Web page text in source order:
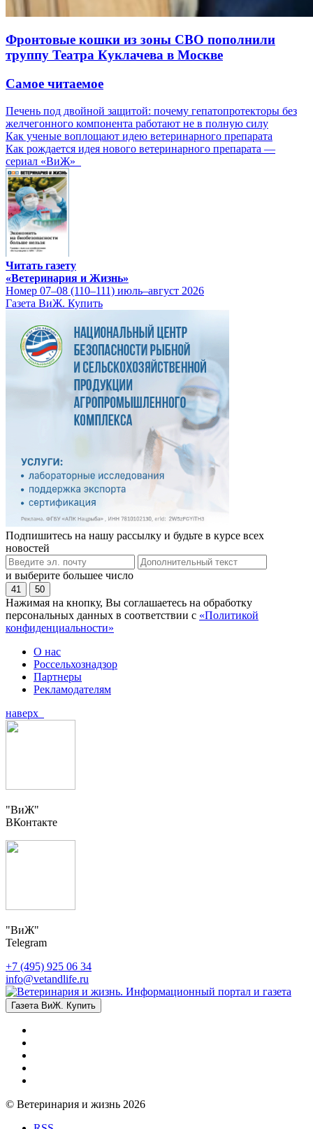
Фронтовые кошки из зоны СВО пополнили
труппу Театра Куклачева в Москве
Самое читаемое
Печень под двойной защитой: почему гепатопротекторы без
желчегонного компонента работают не в полную силу
Как ученые воплощают идею ветеринарного препарата
Как рождается идея нового ветеринарного препарата —
сериал «ВиЖ»
Читать газету
«Ветеринария и Жизнь»
Номер 07–08 (110–111) июль–август 2026
Газета ВиЖ. Купить
Подпишитесь на нашу рассылку и будьте в курсе всех
новостей
и выберите большее число
41 50
Нажимая на кнопку, Вы соглашаетесь на обработку
персональных данных в соответствии с «Политикой
конфиденциальности»
О нас
Россельхознадзор
Партнеры
Рекламодателям
наверх
"ВиЖ"
ВКонтакте
"ВиЖ"
Telegram
+7 (495) 925 06 34
info@vetandlife.ru
Газета ВиЖ. Купить
© Ветеринария и жизнь 2026